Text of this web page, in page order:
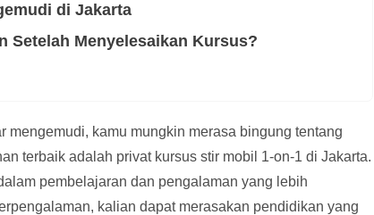
di Jakarta
Setelah Menyelesaikan Kursus?
mengemudi, kamu mungkin merasa bingung tentang
terbaik adalah privat kursus stir mobil 1-on-1 di Jakarta.
pembelajaran dan pengalaman yang lebih
kalian dapat merasakan pendidikan yang